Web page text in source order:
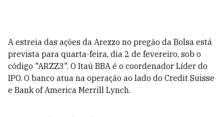
A estreia das ações da Arezzo no pregão da Bolsa está
prevista para quarta-feira, dia 2 de fevereiro, sob o
código "ARZZ3". O Itaú BBA é o coordenador Líder do
IPO. O banco atua na operação ao lado do Credit Suisse
e Bank of America Merrill Lynch.